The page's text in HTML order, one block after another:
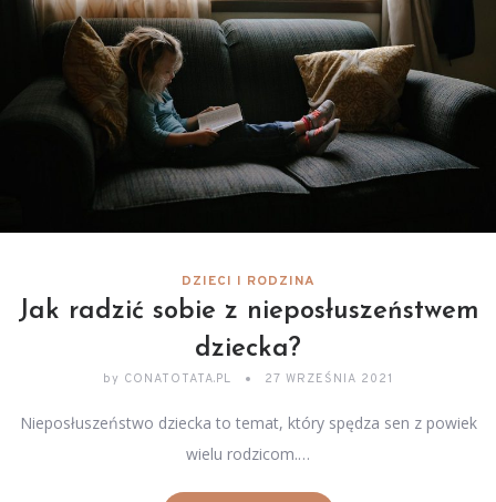
DZIECI I RODZINA
Jak radzić sobie z nieposłuszeństwem
dziecka?
by CONATOTATA.PL 27 WRZEŚNIA 2021
Nieposłuszeństwo dziecka to temat, który spędza sen z powiek
wielu rodzicom.…